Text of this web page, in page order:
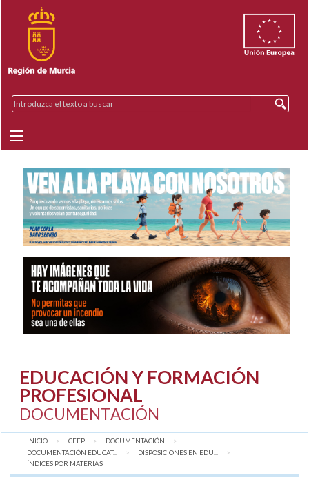
EDUCACIÓN Y FORMACIÓN
PROFESIONAL
DOCUMENTACIÓN
INICIO CEFP
DOCUMENTACIÓN
DOCUMENTACIÓN EDUCAT...
DISPOSICIONES EN EDU...
AQUÍ:
ÍNDICES POR MATERIAS